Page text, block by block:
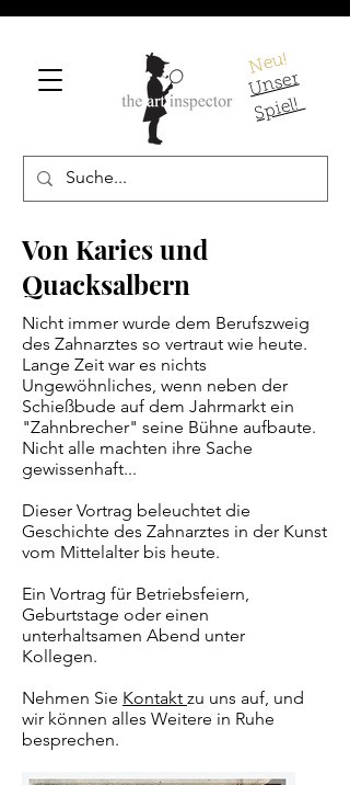
Neu!
U
ns
er
S
pi
el!
Von Karies und
Quacksalbern
Nicht immer wurde dem Berufszweig
des Zahnarztes so vertraut wie heute.
Lange Zeit war es nichts
Ungewöhnliches, wenn neben der
Schießbude auf dem Jahrmarkt ein
"Zahnbrecher" seine Bühne aufbaute.
Nicht alle machten ihre Sache
gewissenhaft...
Dieser Vortrag beleuchtet die
Geschichte des Zahnarztes in der Kunst
vom Mittelalter bis heute.
Ein Vortrag für Betriebsfeiern,
Geburtstage oder einen
unterhaltsamen Abend unter
Kollegen.
Nehmen Sie Kontakt zu uns auf, und
wir können alles Weitere in Ruhe
besprechen.